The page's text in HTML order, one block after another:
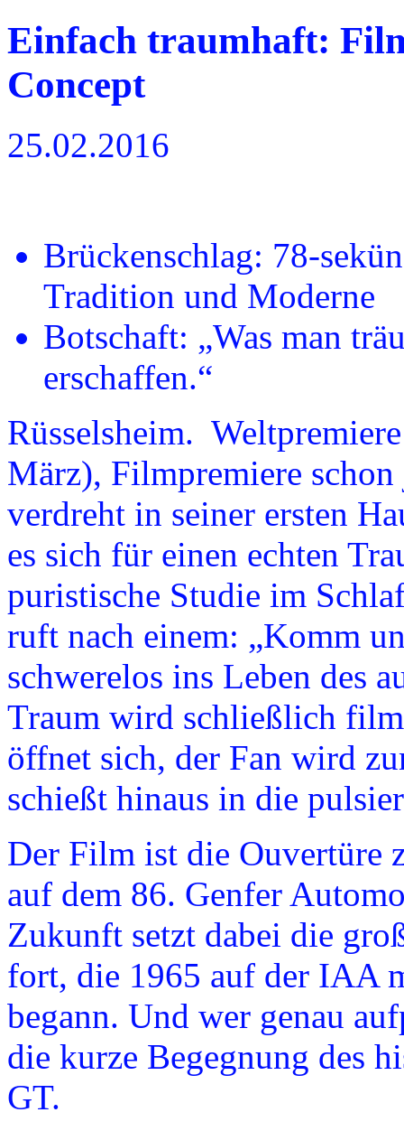
Einfach traumhaft:
Concept
25.02.2016
Brückenschlag: 78-
Tradition und Moderne
Botschaft: „Was man
erschaffen.“
Rüsselsheim.
März), Filmpremiere
verdreht in seiner ersten
es sich für einen echten
puristische Studie im
ruft nach einem: „Komm
schwerelos ins Leben des
Traum wird schließlich
öffnet sich, der Fan wird
schießt hinaus in die
Der Film ist die Ouvertüre
auf dem 86. Genfer
Zukunft setzt dabei die
fort, die 1965 auf der IAA
begann. Und wer genau
die kurze Begegnung des
GT.